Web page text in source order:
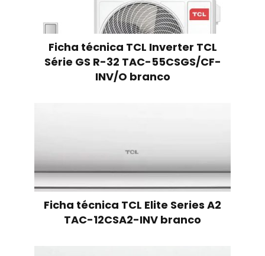
Ficha técnica TCL Inverter TCL
Série GS R-32 TAC-55CSGS/CF-
INV/O branco
Ficha técnica TCL Elite Series A2
TAC-12CSA2-INV branco